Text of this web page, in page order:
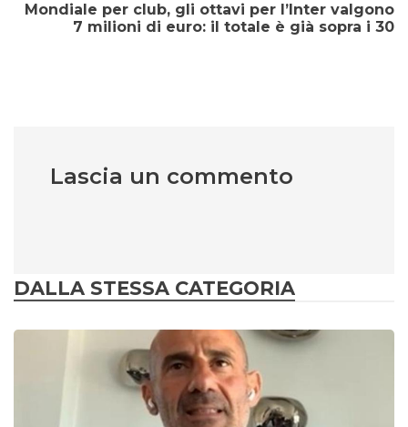
Mondiale per club, gli ottavi per l’Inter valgono
7 milioni di euro: il totale è già sopra i 30
Lascia un commento
DALLA STESSA CATEGORIA